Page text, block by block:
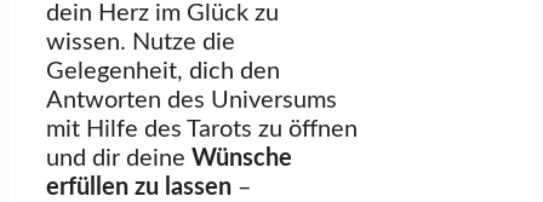
dein Herz im Glück zu
wissen. Nutze die
Gelegenheit, dich den
Antworten des Universums
mit Hilfe des Tarots zu öffnen
und dir deine Wünsche
erfüllen zu lassen –